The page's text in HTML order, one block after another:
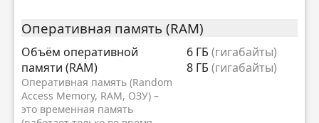
Оперативная память (RAM)
Объём оперативной
памяти (RAM)
Оперативная память (Random
Access Memory, RAM, ОЗУ) –
это временная память
6 ГБ (гигабайты)
8 ГБ (гигабайты)